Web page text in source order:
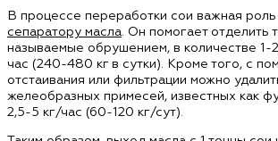
В процессе переработки сои важная роль
сепаратору масла . Он помогает
называемые обрушением, в количестве 1-
час (240-480 кг в сутки). Кроме того, с
отстаивания или фильтрации можно
желеобразных примесей, известных как
2,5-5 кг/час (60-120 кг/сут).